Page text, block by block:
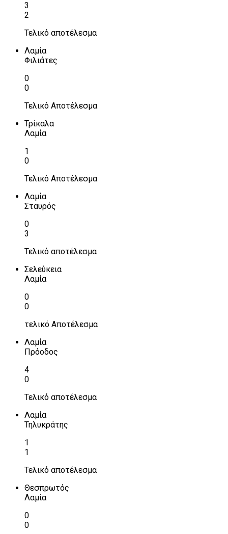
3
2
Τελικό αποτέλεσμα
Λαμία
Φιλιάτες
0
0
Τελικό Αποτέλεσμα
Τρίκαλα
Λαμία
1
0
Τελικό Αποτέλεσμα
Λαμία
Σταυρός
0
3
Τελικό αποτέλεσμα
Σελεύκεια
Λαμία
0
0
τελικό Αποτέλεσμα
Λαμία
Πρόοδος
4
0
Τελικό αποτέλεσμα
Λαμία
Τηλυκράτης
1
1
Τελικό αποτέλεσμα
Θεσπρωτός
Λαμία
0
0